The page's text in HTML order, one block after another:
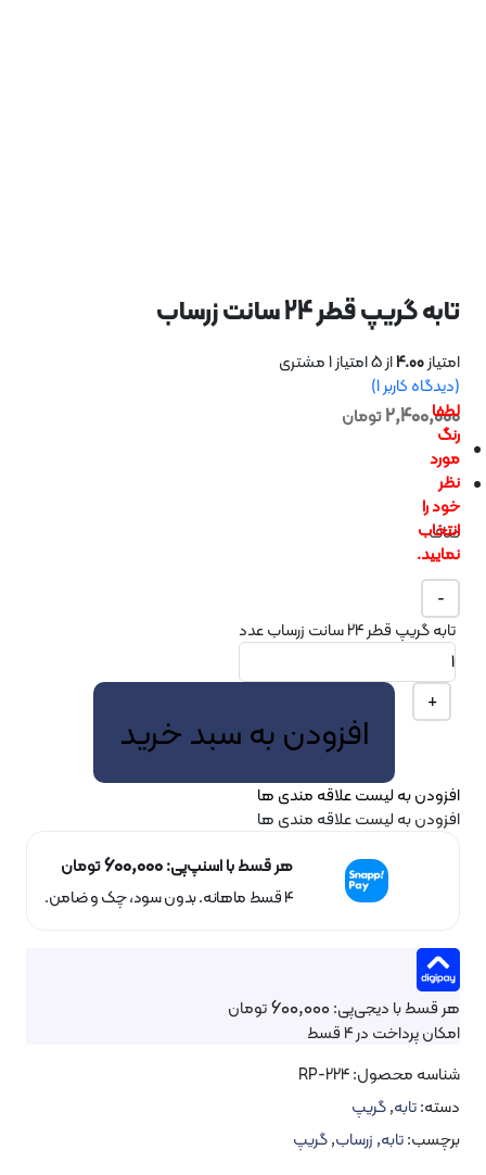
24 سانت زرساب
از 5 امتیاز 1مشتری
1
)
تومان
زرساب عدد
افزودن به سبد خرید
لیست علاقه مندی ها
لیست علاقه مندی ها
هر قسط با اسنپ‌پی:600,000تومان
۴ قسط ماهانه. بدون سود، چک و ضامن.
دیجی‌پی:600,000تومان
در 4 قسط
RP-224
گریپ
تابه,زرساب,گریپ